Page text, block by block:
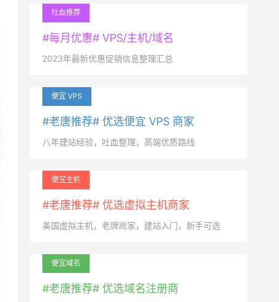
吐血推荐
#每月优惠# VPS/主机/域名
2023年最新优惠促销信息整理汇总
便宜 VPS
#老唐推荐# 优选便宜 VPS 商家
八年建站经验，吐血整理，高端优质路线
便宜主机
#老唐推荐# 优选虚拟主机商家
美国虚拟主机，老牌商家，建站入门，新手可选
便宜域名
#老唐推荐# 优选域名注册商